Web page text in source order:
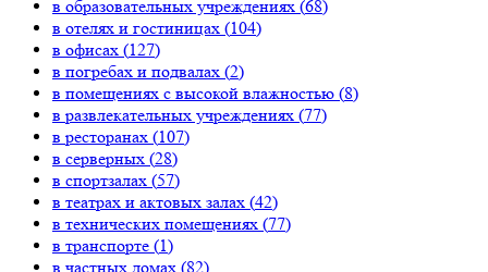
в образовательных учреждениях (68)
в отелях и гостиницах (104)
в офисах (127)
в погребах и подвалах (2)
в помещениях с высокой влажностью (8)
в развлекательных учреждениях (77)
в ресторанах (107)
в серверных (28)
в спортзалах (57)
в театрах и актовых залах (42)
в технических помещениях (77)
в транспорте (1)
в частных домах (82)